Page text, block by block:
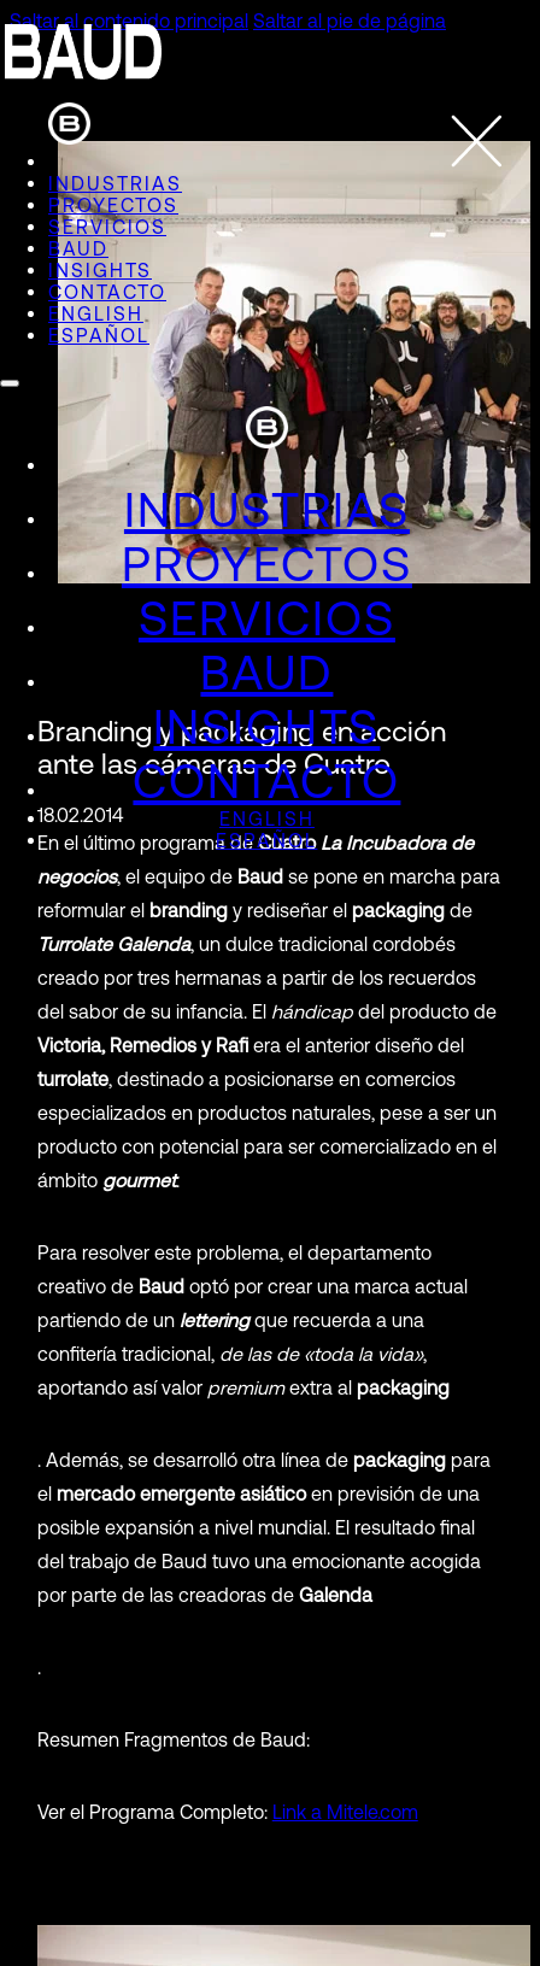
Saltar al contenido principal Saltar al pie de página
INDUSTRIAS
PROYECTOS
SERVICIOS
BAUD
INSIGHTS
CONTACTO
ENGLISH
ESPAÑOL
INDUSTRIAS
PROYECTOS
SERVICIOS
BAUD
INSIGHTS
CONTACTO
ENGLISH
ESPAÑOL
Branding y packaging en acción
ante las cámaras de Cuatro
18.02.2014
En el último programa deCuatro La Incubadora de
negocios, el equipo de Baudse pone en marcha para
reformular el brandingy rediseñar el packagingde
Turrolate Galenda, un dulce tradicional cordobés
creado por tres hermanas a partir de los recuerdos
del sabor de su infancia. El hándicapdel producto de
Victoria, Remedios y Rafiera el anterior diseño del
turrolate, destinado a posicionarse en comercios
especializados en productos naturales, pese a ser un
producto con potencial para ser comercializado en el
ámbito gourmet.
Para resolver este problema, el departamento
creativo de Baudoptó por crear una marca actual
partiendo de un letteringque recuerda a una
confitería tradicional, de las de «toda la vida»,
aportando así valor premiumextra al packaging
. Además, se desarrolló otra línea de packagingpara
el mercado emergente asiáticoen previsión de una
posible expansión a nivel mundial. El resultado final
del trabajo de Baud tuvo una emocionante acogida
por parte de las creadoras de Galenda
.
Resumen Fragmentos de Baud:
Ver el Programa Completo: Link a Mitele.com